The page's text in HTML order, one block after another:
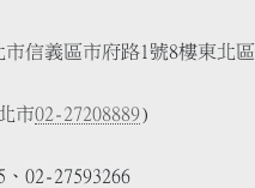
市信義區市府路1號8樓東北區
市02-27208889)
、02-27593266